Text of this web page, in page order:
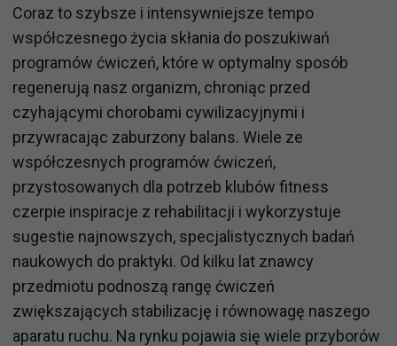
Coraz to szybsze i intensywniejsze tempo
współczesnego życia skłania do poszukiwań
programów ćwiczeń, które w optymalny sposób
regenerują nasz organizm, chroniąc przed
czyhającymi chorobami cywilizacyjnymi i
przywracając zaburzony balans. Wiele ze
współczesnych programów ćwiczeń,
przystosowanych dla potrzeb klubów fitness
czerpie inspiracje z rehabilitacji i wykorzystuje
sugestie najnowszych, specjalistycznych badań
naukowych do praktyki. Od kilku lat znawcy
przedmiotu podnoszą rangę ćwiczeń
zwiększających stabilizację i równowagę naszego
aparatu ruchu. Na rynku pojawia się wiele przyborów